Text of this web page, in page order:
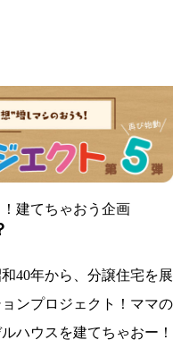
40年から、分譲住宅を展
ンプロジェクト！ママの
ハウスを建てちゃおー！